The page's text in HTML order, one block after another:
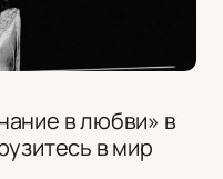
в любви» в
в мир